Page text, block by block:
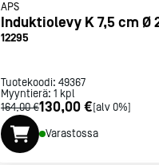
APS
Induktiolevy K 7,5 cm Ø
12295
Tuotekoodi: 49367
Myyntierä: 1 kpl
164,00 €130,00 €[alv 0%]
Varastossa